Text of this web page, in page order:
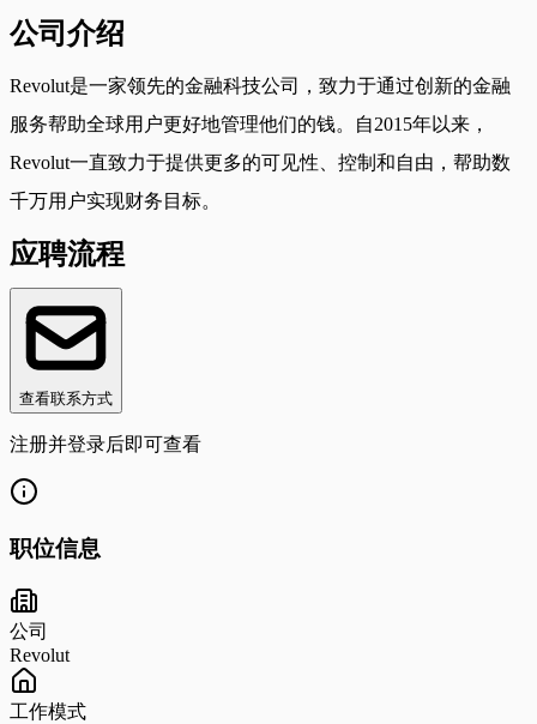
公司介绍
Revolut是一家领先的金融科技公司，致力于通过创新的金融
服务帮助全球用户更好地管理他们的钱。自2015年以来，
Revolut一直致力于提供更多的可见性、控制和自由，帮助数
千万用户实现财务目标。
应聘流程
查看联系方式
注册并登录后即可查看
职位信息
公司
Revolut
工作模式